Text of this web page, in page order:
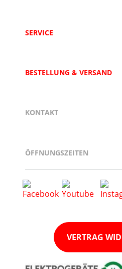
SERVICE
BESTELLUNG & VERSAND
KONTAKT
ÖFFNUNGSZEITEN
VERTRAG